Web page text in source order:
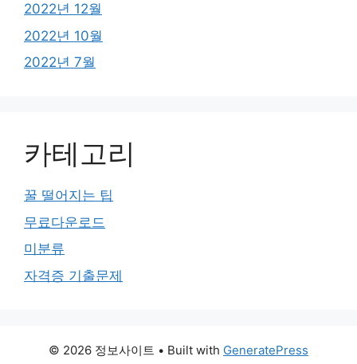
2022년 12월
2022년 10월
2022년 7월
카테고리
꿀 떨어지는 팁
무료다운로드
미분류
자격증 기출문제
© 2026 정보사이트 • Built with GeneratePress